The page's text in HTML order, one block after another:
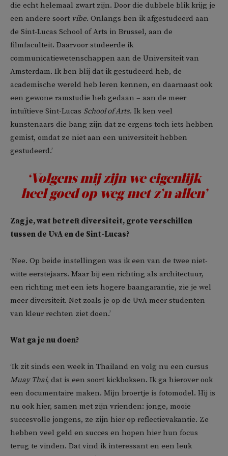
die echt helemaal zwart zijn. Door die dubbele blik krijg je
een andere soort vibe. Onlangs ben ik afgestudeerd aan
de Sint-Lucas School of Arts in Brussel, aan de
filmfaculteit. Daarvoor studeerde ik
communicatiewetenschappen aan de Universiteit van
Amsterdam. Ik ben blij dat ik gestudeerd heb, de
academische wereld heb leren kennen, en daarnaast ook
een gewone ramstudie heb gedaan – aan de meer
intuïtieve Sint-Lucas School of Arts. Ik ken veel
kunstenaars die bang zijn dat ze ergens toch iets hebben
gemist, omdat ze niet aan een universiteit hebben
gestudeerd.’
‘Volgens mij zijn we eigenlijk
heel goed op weg met z’n allen’
Zag je, wat betreft diversiteit, grote verschillen
tussen de UvA en de Sint-Lucas?
‘Nee. Op beide instellingen was ik een van de twee niet-
witte eerstejaars. Maar bij een richting als architectuur,
een richting met een iets hogere baangarantie, zie je wel
meer diversiteit. Net zoals je op de UvA meer studenten
van kleur rechten ziet doen.’
Wat ga je nu doen?
‘Ik zit sinds een week in Thailand en volg nu een cursus
Muay Thai, dat is een soort kickboksen. Ik ga hierover ook
een documentaire maken. Mijn broertje is fotomodel. Hij is
nu ook hier, samen met zijn vrienden: jonge, mooie
succesvolle jongens, ze zijn hier op reflectievakantie. Ze
hebben veel geld en succes en hopen hier hun focus
terug te vinden. Dat vind ik interessant en een leuk